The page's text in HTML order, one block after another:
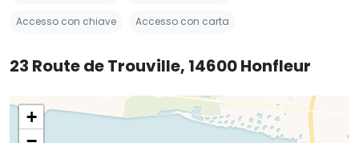
Accesso con chiave Accesso con carta
23 Route de Trouville, 14600 Honfleur
+